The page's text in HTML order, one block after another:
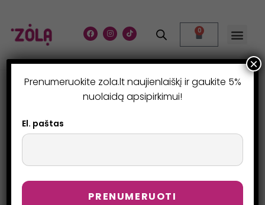
0
VOLELIAI M LINKIS
> Parduotuvė
Prenumeruokite zola.lt naujienlaiškį ir gaukite 5%
nuolaidą apsipirkimui!
El. paštas
×